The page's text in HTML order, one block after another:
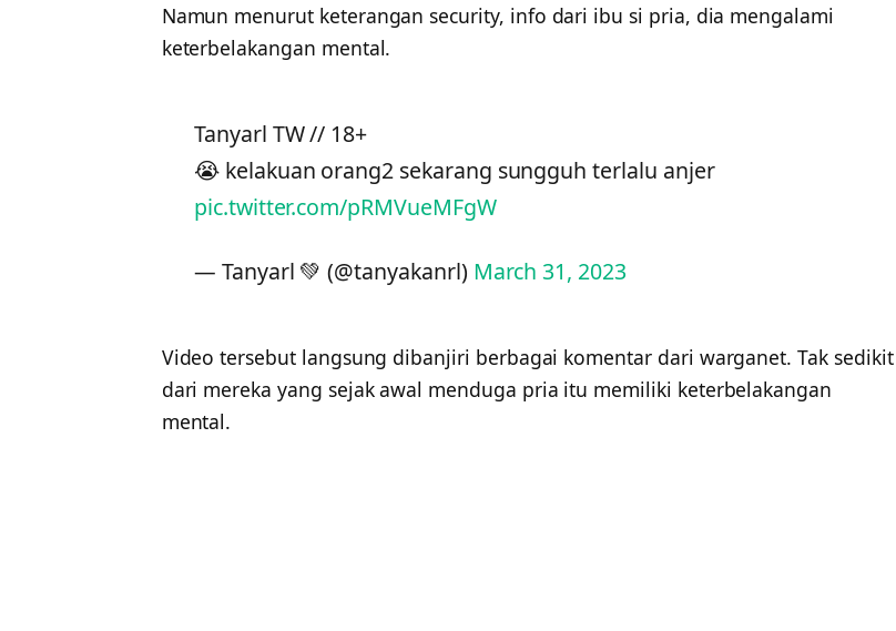
Namun menurut keterangan security, info dari ibu si pria, dia mengalami
keterbelakangan mental.
Tanyarl TW // 18+
😭 kelakuan orang2 sekarang sungguh terlalu anjer
pic.twitter.com/pRMVueMFgW
— Tanyarl 💚 (@tanyakanrl) March 31, 2023
Video tersebut langsung dibanjiri berbagai komentar dari warganet. Tak sedikit
dari mereka yang sejak awal menduga pria itu memiliki keterbelakangan
mental.